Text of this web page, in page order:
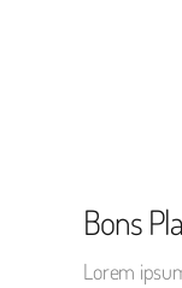
Bons
Lorem